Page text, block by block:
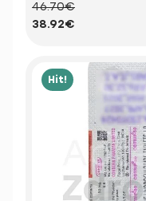
46.70€
38.92€
Hit!